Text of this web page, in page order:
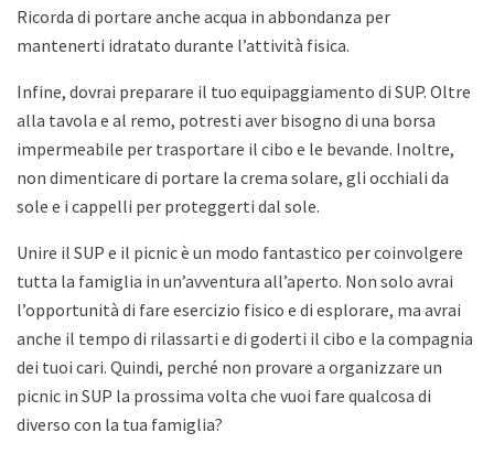
Ricorda di portare anche acqua in abbondanza per
mantenerti idratato durante l’attività fisica.
Infine, dovrai preparare il tuo equipaggiamento di SUP. Oltre
alla tavola e al remo, potresti aver bisogno di una borsa
impermeabile per trasportare il cibo e le bevande. Inoltre,
non dimenticare di portare la crema solare, gli occhiali da
sole e i cappelli per proteggerti dal sole.
Unire il SUP e il picnic è un modo fantastico per coinvolgere
tutta la famiglia in un’avventura all’aperto. Non solo avrai
l’opportunità di fare esercizio fisico e di esplorare, ma avrai
anche il tempo di rilassarti e di goderti il cibo e la compagnia
dei tuoi cari. Quindi, perché non provare a organizzare un
picnic in SUP la prossima volta che vuoi fare qualcosa di
diverso con la tua famiglia?